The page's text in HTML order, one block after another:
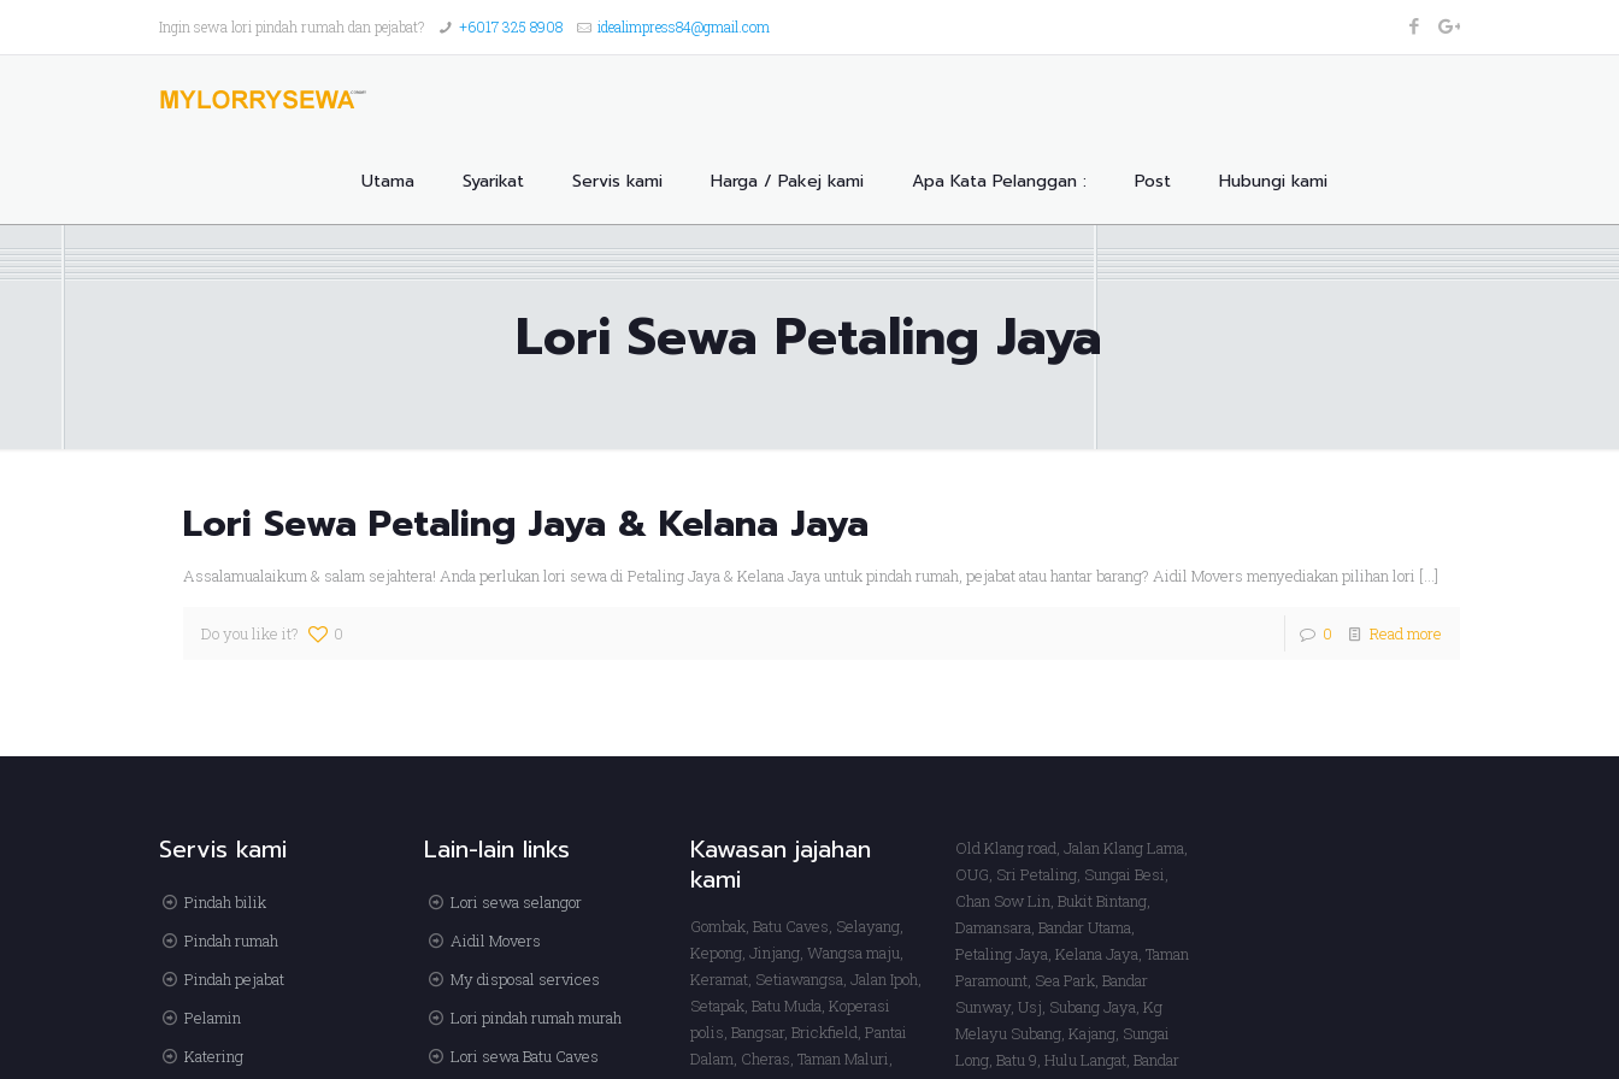
Ingin sewa lori pindah rumah dan pejabat? +6017 325 8908 idealimpress84@gmail.com
Utama Syarikat Servis kami Harga / Pakej kami Apa Kata Pelanggan : Post Hubungi kami
Lori Sewa Petaling Jaya
Lori Sewa Petaling Jaya & Kelana Jaya
Assalamualaikum & salam sejahtera! Anda perlukan lori sewa di Petaling Jaya & Kelana Jaya untuk pindah rumah, pejabat atau hantar barang? Aidil Movers menyediakan pilihan lori […]
Do you like it? 0 0 Read more
Servis kami
Pindah bilik
Pindah rumah
Pindah pejabat
Pelamin
Katering
Lain-lain links
Lori sewa selangor
Aidil Movers
My disposal services
Lori pindah rumah murah
Lori sewa Batu Caves
Kawasan jajahan
kami
Gombak, Batu Caves, Selayang,
Kepong, Jinjang, Wangsa maju,
Keramat, Setiawangsa, Jalan Ipoh,
Setapak, Batu Muda, Koperasi
polis, Bangsar, Brickfield, Pantai
Dalam, Cheras, Taman Maluri,
Old Klang road, Jalan Klang Lama,
OUG, Sri Petaling, Sungai Besi,
Chan Sow Lin, Bukit Bintang,
Damansara, Bandar Utama,
Petaling Jaya, Kelana Jaya, Taman
Paramount, Sea Park, Bandar
Sunway, Usj, Subang Jaya, Kg
Melayu Subang, Kajang, Sungai
Long, Batu 9, Hulu Langat, Bandar